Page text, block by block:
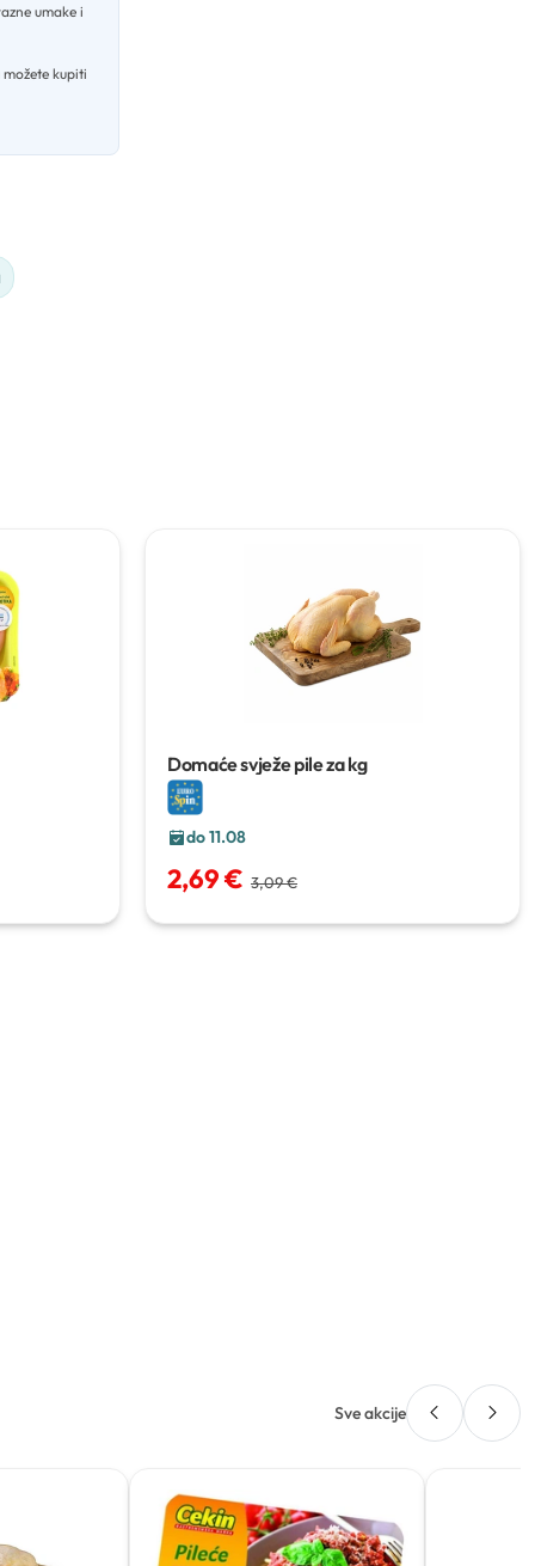
umake i
kupiti
Domaće svježe pileza kg
do 11.08
2,69 € 3,09 €
Sve akcije